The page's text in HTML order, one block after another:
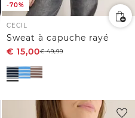
-70%
CECIL
Sweat à capuche rayé
€ 15,00€49,99